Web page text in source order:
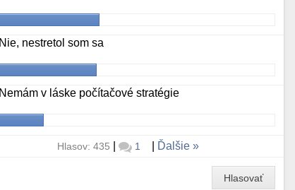
Nie, nestretol som sa
Nemám v láske počítačové stratégie
Hlasov: 435 | 1 Ďalšie
Hlasovať